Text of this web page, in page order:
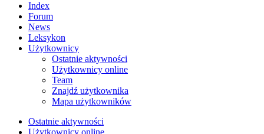
Index
Forum
News
Leksykon
Użytkownicy
Ostatnie aktywności
Użytkownicy online
Team
Znajdź użytkownika
Mapa użytkowników
Ostatnie aktywności
Użytkownicy online